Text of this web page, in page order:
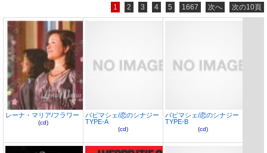
1 2 3 4 5 1667 次へ 次の10頁
レーナ・マリア/フラワー
(cd)
パピマシェ/恋のシナジー
TYPE-A
(cd)
パピマシェ/恋のシナジー
TYPE-B
(cd)